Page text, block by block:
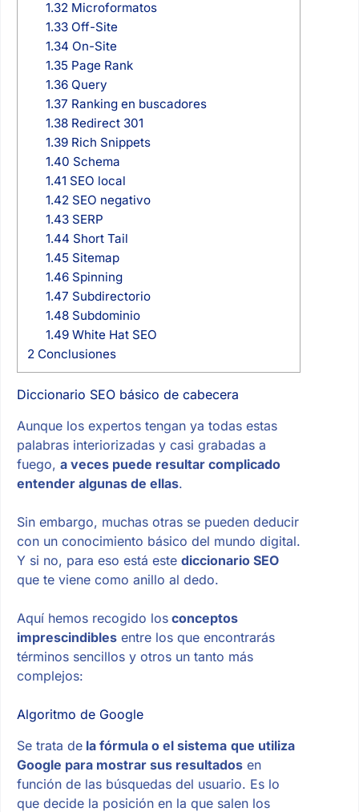
1.32Microformatos
1.33Off-Site
1.34 On-Site
1.35 Page Rank
1.36Query
1.37 Ranking en buscadores
1.38Redirect 301
1.39Rich Snippets
1.40 Schema
1.41 SEO local
1.42SEO negativo
1.43SERP
1.44 Short Tail
1.45 Sitemap
1.46Spinning
1.47 Subdirectorio
1.48Subdominio
1.49White Hat SEO
2Conclusiones
Diccionario SEO básico de cabecera
Aunque los expertos tengan ya todas estas
palabras interiorizadas y casi grabadas a
fuego, a veces puede resultar complicado
entender algunas de ellas.
Sin embargo, muchas otras se pueden deducir
con un conocimiento básico del mundo digital.
Y si no, para eso está este diccionario SEO
que te viene como anillo al dedo.
Aquí hemos recogido losconceptos
imprescindiblesentre los que encontrarás
términos sencillos y otros un tanto más
complejos:
Algoritmo de Google
Se trata dela fórmula o el sistema que utiliza
Google para mostrar sus resultadosen
función de las búsquedas del usuario. Es lo
que decide la posición en la que salen los